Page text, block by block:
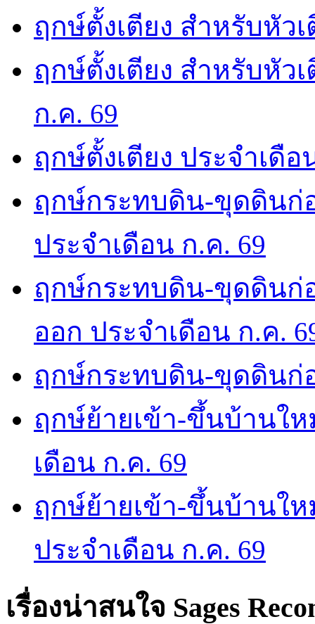
ฤกษ์ตั้งเตียง สำหรับหัว
ฤกษ์ตั้งเตียง สำหรับหัว
ก.ค. 69
ฤกษ์ตั้งเตียง ประจำเดือ
ฤกษ์กระทบดิน-ขุดดินก่
ประจำเดือน ก.ค. 69
ฤกษ์กระทบดิน-ขุดดินก่
ออก ประจำเดือน ก.ค.
ฤกษ์กระทบดิน-ขุดดินก่
ฤกษ์ย้ายเข้า-ขึ้นบ้านใ
เดือน ก.ค. 69
ฤกษ์ย้ายเข้า-ขึ้นบ้านใ
ประจำเดือน ก.ค. 69
เรื่องน่าสนใจ Sages